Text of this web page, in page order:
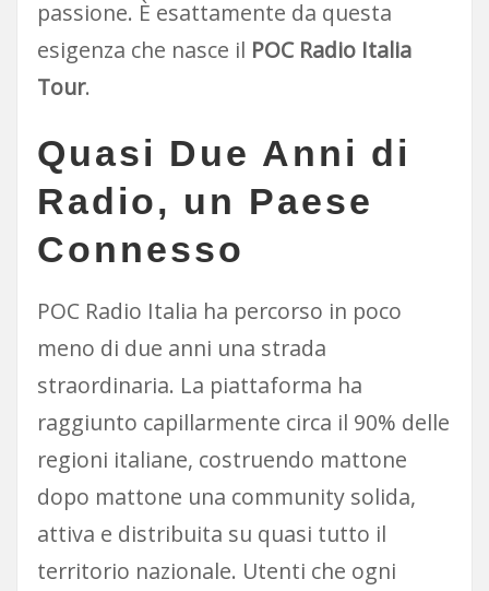
passione. È esattamente da questa
esigenza che nasce il POC Radio Italia
Tour.
Quasi Due Anni di
Radio, un Paese
Connesso
POC Radio Italia ha percorso in poco
meno di due anni una strada
straordinaria. La piattaforma ha
raggiunto capillarmente circa il 90% delle
regioni italiane, costruendo mattone
dopo mattone una community solida,
attiva e distribuita su quasi tutto il
territorio nazionale. Utenti che ogni